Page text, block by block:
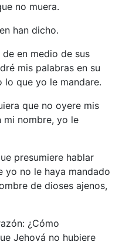
no muera.
han dicho.
en medio de sus
mis palabras en su
lo que yo le mandare.
que no oyere mis
mi nombre, yo le
presumiere hablar
yo no le haya mandado
de dioses ajenos,
¿Cómo
Jehová no hubiere